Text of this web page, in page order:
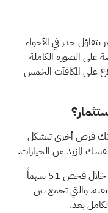
حذر في الأجواء
على الصورة الكاملة
على المكافآت الخمس
فرص أخرى تتشكل
المزيد من الخيارات.
خلال فحص
51 سهماً
والتي تجمع بين
بعد.